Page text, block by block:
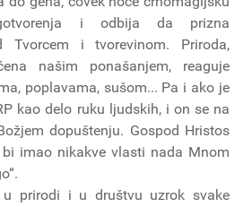
i odbija da prizna
Tvorcem i tvorevinom. Priroda,
našim ponašanjem, reaguje
poplavama, sušom... Pa i ako je
kao delo ruku ljudskih, i on se na
dopuštenju. Gospod Hristos
bi imao nikakve vlasti nada Mnom
u prirodi i u društvu uzrok svake